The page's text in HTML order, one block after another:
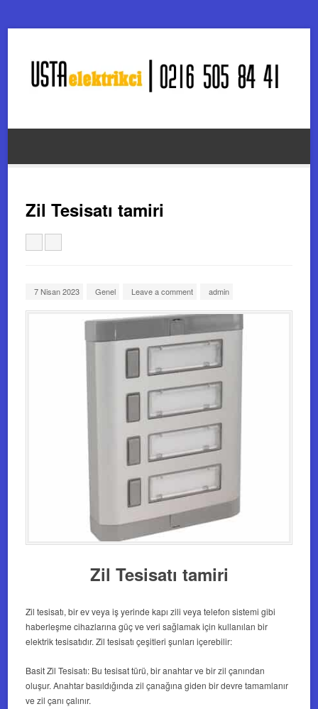
Zil Tesisatı tamiri
7 Nisan 2023 Genel Leave a comment admin
Zil Tesisatı tamiri
Zil tesisatı, bir ev veya iş yerinde kapı zili veya telefon sistemi gibi
haberleşme cihazlarına güç ve veri sağlamak için kullanılan bir
elektrik tesisatıdır. Zil tesisatı çeşitleri şunları içerebilir:
Basit Zil Tesisatı: Bu tesisat türü, bir anahtar ve bir zil çanından
oluşur. Anahtar basıldığında zil çanağına giden bir devre tamamlanır
ve zil çanı çalınır.